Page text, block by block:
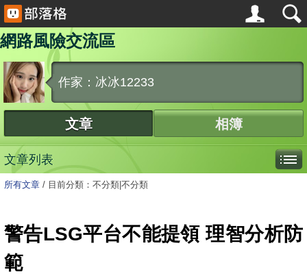
網路風險交流區
作家：冰冰12233
文章 相簿
文章列表
所有文章 / 目前分類：不分類|不分類
警告LSG平台不能提領 理智分析防
範